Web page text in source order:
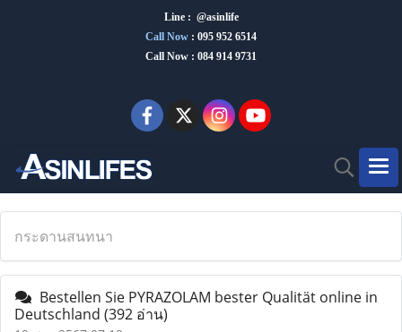
Line : @asinlife
Call Now : 095 952 6514
Call Now : 084 914 9731
กระดานสนทนา
Bestellen Sie PYRAZOLAM bester Qualität online in
Deutschland (392 อ่าน)